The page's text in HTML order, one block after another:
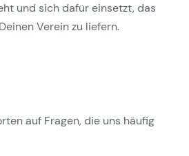
und sich dafür einsetzt, das
Verein zu liefern.
auf Fragen, die uns häufig